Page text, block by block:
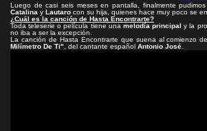
Luego de casi seis meses en pantalla, finalmente
Catalina y Lautaro con su hija, quienes hace muy poco se
¿Cuál es la canción de Hasta Encontrarte?
Toda teleserie o película tiene una melodía principal y la
no iba a ser la excepción.
La canción de Hasta Encontrarte que suena al comienzo
Milímetro De Ti" , del cantante español Antonio José